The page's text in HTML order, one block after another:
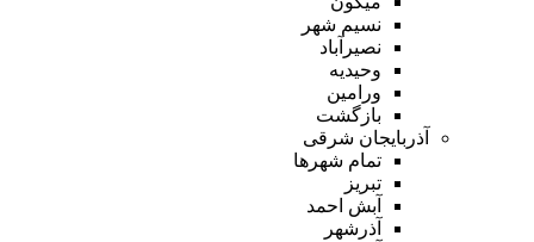
نسیم شهر
نصیرآباد
وحیدیه
ورامین
بازگشت
آذربایجان شرقی
تمام شهر‌ها
تبریز
آبش احمد
آذرشهر